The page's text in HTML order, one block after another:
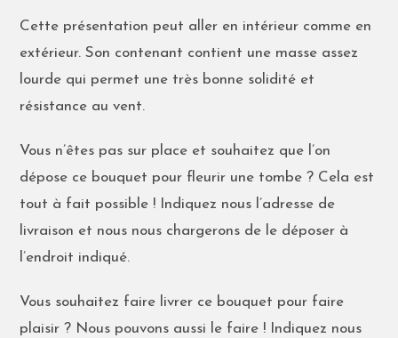
Cette présentation peut aller en intérieur comme en
extérieur. Son contenant contient une masse assez
lourde qui permet une très bonne solidité et
résistance au vent.
Vous n’êtes pas sur place et souhaitez que l’on
dépose ce bouquet pour fleurir une tombe ? Cela est
tout à fait possible ! Indiquez nous l’adresse de
livraison et nous nous chargerons de le déposer à
l’endroit indiqué.
Vous souhaitez faire livrer ce bouquet pour faire
plaisir ? Nous pouvons aussi le faire ! Indiquez nous